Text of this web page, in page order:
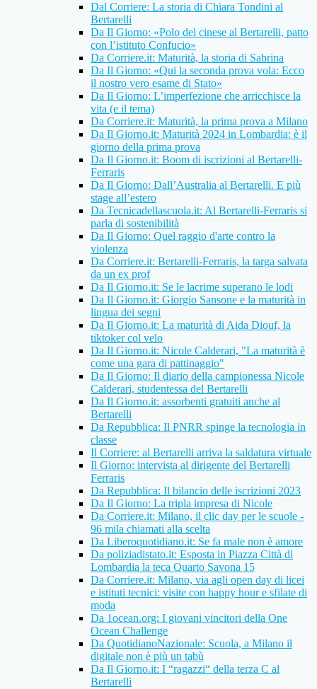
Dal Corriere: La storia di Chiara Tondini al
Bertarelli
Da Il Giorno: «Polo del cinese al Bertarelli, patto
con l’istituto Confucio»
Da Corriere.it: Maturità, la storia di Sabrina
Da Il Giorno: «Qui la seconda prova vola: Ecco
il nostro vero esame di Stato»
Da Il Giorno: L’imperfezione che arricchisce la
vita (e il tema)
Da Corriere.it: Maturità, la prima prova a Milano
Da Il Giorno.it: Maturità 2024 in Lombardia: è il
giorno della prima prova
Da Il Giorno.it: Boom di iscrizioni al Bertarelli-
Ferraris
Da Il Giorno: Dall’Australia al Bertarelli. E più
stage all’estero
Da Tecnicadellascuola.it: Al Bertarelli-Ferraris si
parla di sostenibilità
Da Il Giorno: Quel raggio d'arte contro la
violenza
Da Corriere.it: Bertarelli-Ferraris, la targa salvata
da un ex prof
Da Il Giorno.it: Se le lacrime superano le lodi
Da Il Giorno.it: Giorgio Sansone e la maturità in
lingua dei segni
Da Il Giorno.it: La maturità di Aida Diouf, la
tiktoker col velo
Da Il Giorno.it: Nicole Calderari, "La maturità è
come una gara di pattinaggio"
Da Il Giorno: Il diario della campionessa Nicole
Calderari, studentessa del Bertarelli
Da Il Giorno.it: assorbenti gratuiti anche al
Bertarelli
Da Repubblica: Il PNRR spinge la tecnologia in
classe
Il Corriere: al Bertarelli arriva la saldatura virtuale
Il Giorno: intervista al dirigente del Bertarelli
Ferraris
Da Repubblica: Il bilancio delle iscrizioni 2023
Da Il Giorno: La tripla impresa di Nicole
Da Corriere.it: Milano, il clic day per le scuole -
96 mila chiamati alla scelta
Da Liberoquotidiano.it: Se fa male non è amore
Da poliziadistato.it: Esposta in Piazza Città di
Lombardia la teca Quarto Savona 15
Da Corriere.it: Milano, via agli open day di licei
e istituti tecnici: visite con happy hour e sfilate di
moda
Da 1ocean.org: I giovani vincitori della One
Ocean Challenge
Da QuotidianoNazionale: Scuola, a Milano il
digitale non è più un tabù
Da Il Giorno.it: I “ragazzi“ della terza C al
Bertarelli